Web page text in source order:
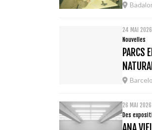
24 MAI
Nouvelles
PARCS
26 MAI
Des